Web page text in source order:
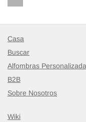
Casa
Buscar
Alfombras
B2B
Sobre Nosotros
Wiki